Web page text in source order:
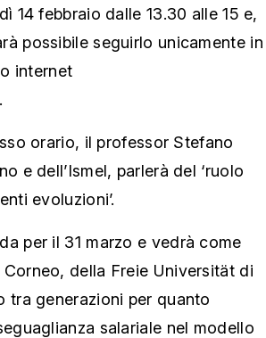
14 febbraio dalle 13.30 alle 15 e,
possibile seguirlo unicamente in
internet
orario, il professor Stefano
e dell’Ismel, parlerà del ‘ruolo
evoluzioni’.
per il 31 marzo e vedrà come
della Freie Universität di
tra generazioni per quanto
salariale nel modello